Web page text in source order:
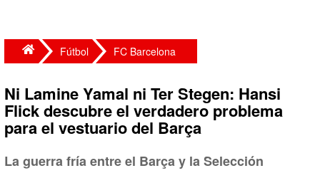
Fútbol FC Barcelona
Ni Lamine Yamal ni Ter Stegen: Hansi
Flick descubre el verdadero problema
para el vestuario del Barça
La guerra fría entre el Barça y la Selección